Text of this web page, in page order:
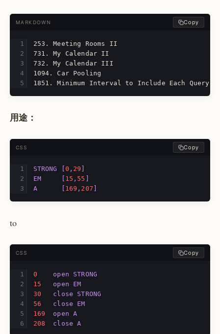
MARKDOWN Copy
253.
Meeting Rooms II
731.
My Calendar II
732.
My Calendar III
1094.
Car Pooling
1851.
Minimum Interval to Include Each Query
用途：
CSS Copy
STRONG 0 , 29
EM
15 , 55
A
169 , 207
to
CSS Copy
0 open
STRONG
15
open
EM
30
close
STRONG
56
close
EM
169
open
A
208
close A